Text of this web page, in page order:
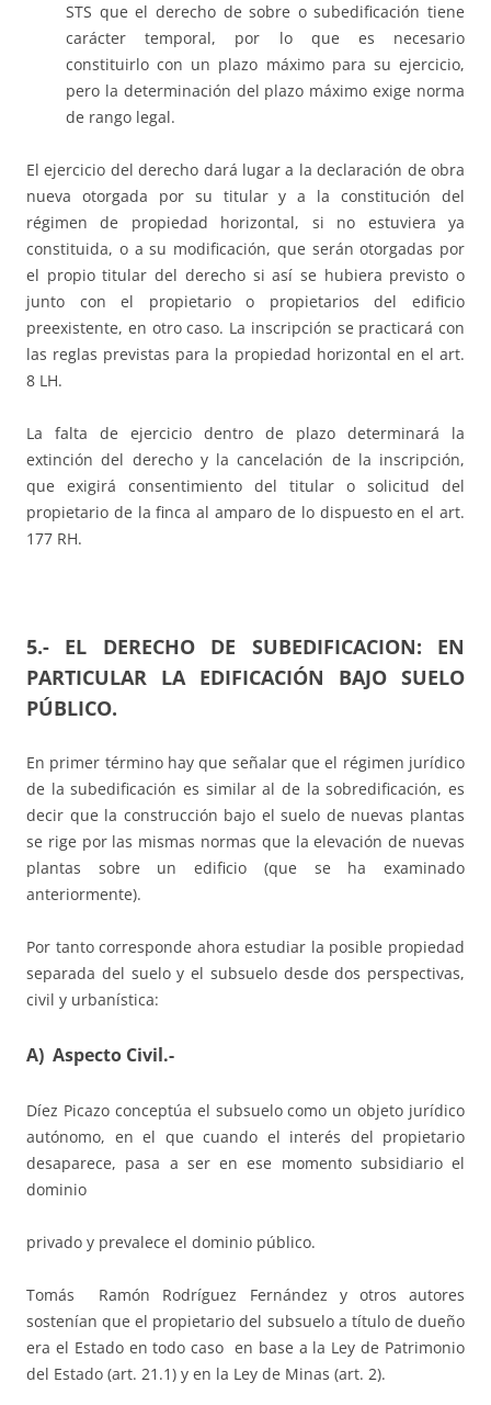
STS que el derecho de sobre o subedificación tiene
carácter temporal, por lo que es necesario
constituirlo con un plazo máximo para su ejercicio,
pero la determinación del plazo máximo exige norma
de rango legal.
El ejercicio del derecho dará lugar a la declaración de obra
nueva otorgada por su titular y a la constitución del
régimen de propiedad horizontal, si no estuviera ya
constituida, o a su modificación, que serán otorgadas por
el propio titular del derecho si así se hubiera previsto o
junto con el propietario o propietarios del edificio
preexistente, en otro caso. La inscripción se practicará con
las reglas previstas para la propiedad horizontal en el art.
8 LH.
La falta de ejercicio dentro de plazo determinará la
extinción del derecho y la cancelación de la inscripción,
que exigirá consentimiento del titular o solicitud del
propietario de la finca al amparo de lo dispuesto en el art.
177 RH.
5.- EL DERECHO DE SUBEDIFICACION: EN
PARTICULAR LA EDIFICACIÓN BAJO SUELO
PÚBLICO.
En primer término hay que señalar que el régimen jurídico
de la subedificación es similar al de la sobredificación, es
decir que la construcción bajo el suelo de nuevas plantas
se rige por las mismas normas que la elevación de nuevas
plantas sobre un edificio (que se ha examinado
anteriormente).
Por tanto corresponde ahora estudiar la posible propiedad
separada del suelo y el subsuelo desde dos perspectivas,
civil y urbanística:
A) Aspecto Civil.-
Díez Picazo conceptúa el subsuelo como un objeto jurídico
autónomo, en el que cuando el interés del propietario
desaparece, pasa a ser en ese momento subsidiario el
dominio
privado y prevalece el dominio público.
Tomás Ramón Rodríguez Fernández y otros autores
sostenían que el propietario del subsuelo a título de dueño
era el Estado en todo caso en base a la Ley de Patrimonio
del Estado (art. 21.1) y en la Ley de Minas (art. 2).